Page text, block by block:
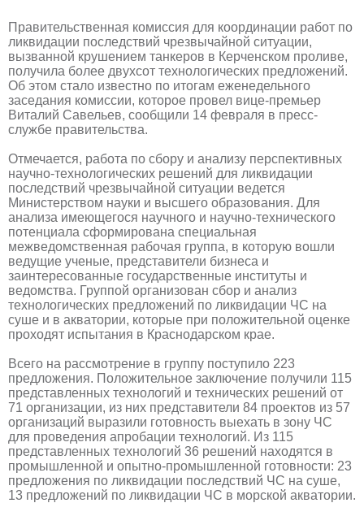
Правительственная комиссия для координации работ по
ликвидации последствий чрезвычайной ситуации,
вызванной крушением танкеров в Керченском проливе,
получила более двухсот технологических предложений.
Об этом стало известно по итогам еженедельного
заседания комиссии, которое провел вице-премьер
Виталий Савельев, сообщили 14 февраля в пресс-
службе правительства.
Отмечается, работа по сбору и анализу перспективных
научно-технологических решений для ликвидации
последствий чрезвычайной ситуации ведется
Министерством науки и высшего образования. Для
анализа имеющегося научного и научно-технического
потенциала сформирована специальная
межведомственная рабочая группа, в которую вошли
ведущие ученые, представители бизнеса и
заинтересованные государственные институты и
ведомства. Группой организован сбор и анализ
технологических предложений по ликвидации ЧС на
суше и в акватории, которые при положительной оценке
проходят испытания в Краснодарском крае.
Всего на рассмотрение в группу поступило 223
предложения. Положительное заключение получили 115
представленных технологий и технических решений от
71 организации, из них представители 84 проектов из 57
организаций выразили готовность выехать в зону ЧС
для проведения апробации технологий. Из 115
представленных технологий 36 решений находятся в
промышленной и опытно-промышленной готовности: 23
предложения по ликвидации последствий ЧС на суше,
13 предложений по ликвидации ЧС в морской акватории.